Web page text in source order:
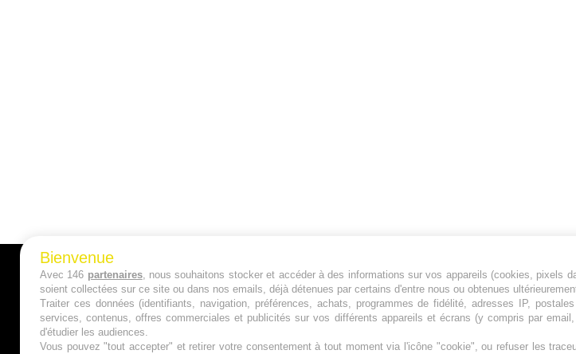
A PROPOS
Qui sommes nous ?
Mentions Légales
Jeunesfooteux est un
principalement de
des grosses actualités
Plan du site | Syndication
Bienvenue
Avec 146 partenaires, nous souhaitons stocker et accéder à des informations sur vos appareils (cookies, pixels
soient collectées sur ce site ou dans nos emails, déjà détenues par certains d'entre nous ou obtenues
Traiter ces données (identifiants, navigation, préférences, achats, programmes de fidélité, adresses IP,
services, contenus, offres commerciales et publicités sur vos différents appareils et écrans (y compris par
d'étudier les audiences.
Vous pouvez "tout accepter" et retirer votre consentement à tout moment via l'icône "cookie", ou refuser les